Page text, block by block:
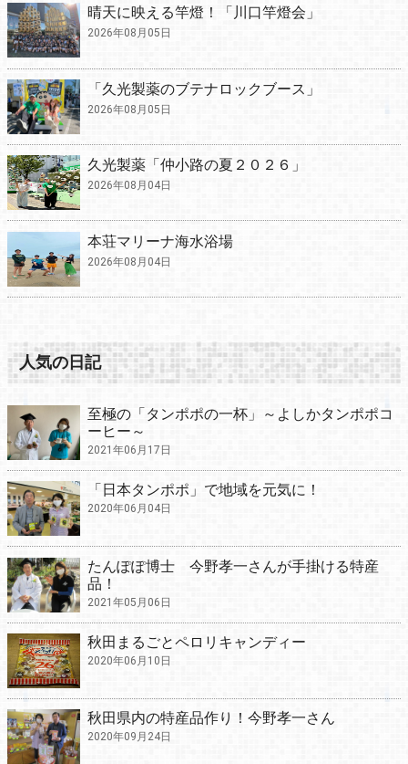
晴天に映える竿燈！「川口竿燈会」
2026年08月05日
「久光製薬のブテナロックブース」
2026年08月05日
久光製薬「仲小路の夏２０２６」
2026年08月04日
本荘マリーナ海水浴場
2026年08月04日
人気の日記
至極の「タンポポの一杯」～よしかタンポポコ
ーヒー～
2021年06月17日
「日本タンポポ」で地域を元気に！
2020年06月04日
たんぽぽ博士 今野孝一さんが手掛ける特産
品！
2021年05月06日
秋田まるごとペロリキャンディー
2020年06月10日
秋田県内の特産品作り！今野孝一さん
2020年09月24日